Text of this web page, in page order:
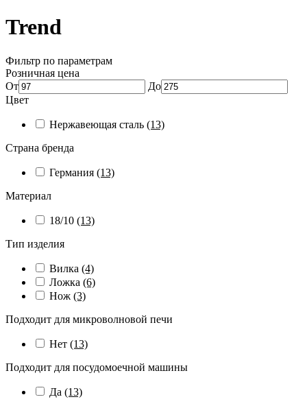
Trend
Фильтр по параметрам
Розничная цена
От
До
Цвет
Нержавеющая сталь (13)
Страна бренда
Германия (13)
Материал
18/10 (13)
Тип изделия
Вилка (4)
Ложка (6)
Нож (3)
Подходит для микроволновой печи
Нет (13)
Подходит для посудомоечной машины
Да (13)